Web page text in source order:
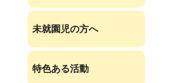
未就園児の方へ
特色ある活動